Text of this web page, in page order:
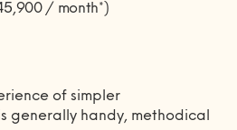
artiklar
/ month*)
of simpler
generally handy, methodical